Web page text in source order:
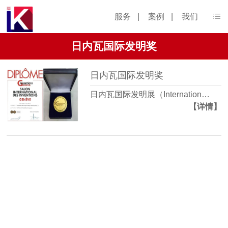
服务 案例 我们
日内瓦国际发明奖
日内瓦国际发明奖
日内瓦国际发明展（Internation…
【详情】